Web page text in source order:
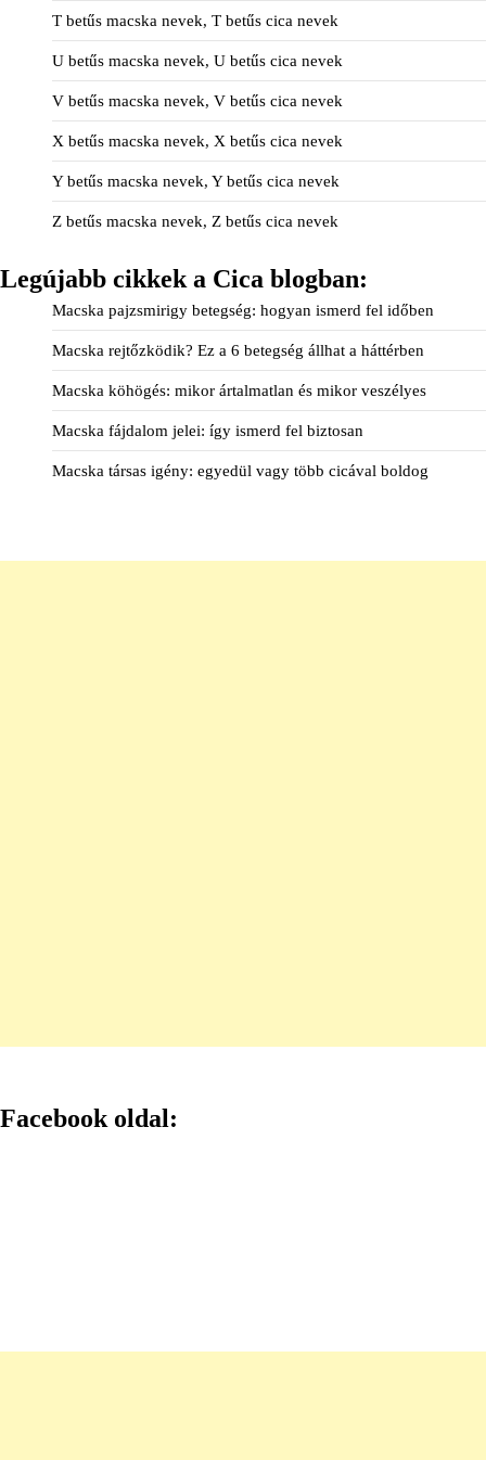
T betűs macska nevek, T betűs cica nevek
U betűs macska nevek, U betűs cica nevek
V betűs macska nevek, V betűs cica nevek
X betűs macska nevek, X betűs cica nevek
Y betűs macska nevek, Y betűs cica nevek
Z betűs macska nevek, Z betűs cica nevek
Legújabb cikkek a Cica blogban:
Macska pajzsmirigy betegség: hogyan ismerd fel időben
Macska rejtőzködik? Ez a 6 betegség állhat a háttérben
Macska köhögés: mikor ártalmatlan és mikor veszélyes
Macska fájdalom jelei: így ismerd fel biztosan
Macska társas igény: egyedül vagy több cicával boldog
Facebook oldal: